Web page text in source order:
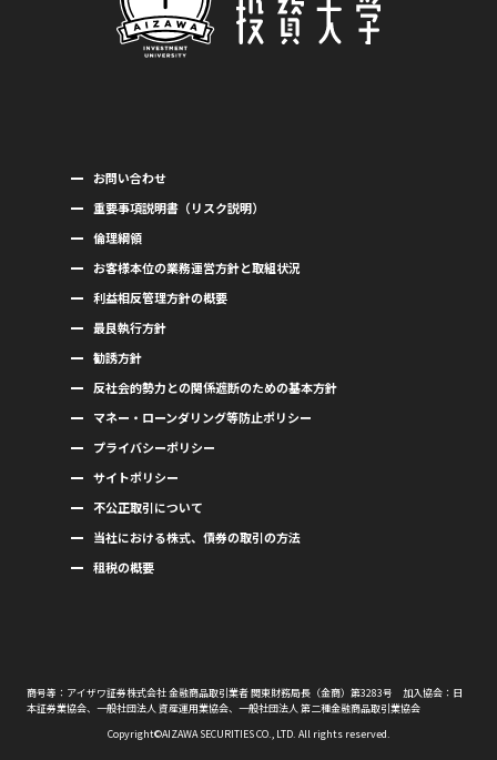
お問い合わせ
重要事項説明書（リスク説明）
倫理綱領
お客様本位の業務運営方針と取組状況
利益相反管理方針の概要
最良執行方針
勧誘方針
反社会的勢力との関係遮断のための基本方針
マネー・ローンダリング等防止ポリシー
プライバシーポリシー
サイトポリシー
不公正取引について
当社における株式、債券の取引の方法
租税の概要
商号等：アイザワ証券株式会社 金融商品取引業者 関東財務局長（金商）第3283号 加入協会：日
本証券業協会、一般社団法人 資産運用業協会、一般社団法人 第二種金融商品取引業協会
Copyright©AIZAWA SECURITIES CO., LTD. All rights reserved.